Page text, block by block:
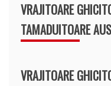
VRAJITOARE
TAMADUITOARE
VRAJITOARE